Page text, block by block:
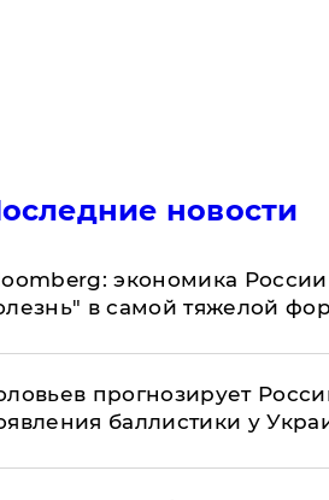
новости
экономика
в самой тяжелой
прогнозирует
баллистики у